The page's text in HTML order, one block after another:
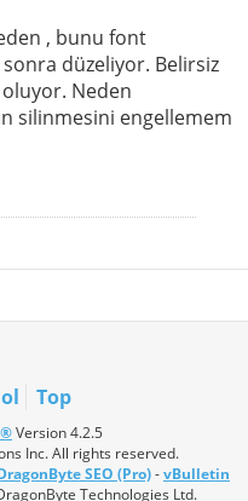
, bunu font
düzeliyor. Belirsiz
Neden
silinmesini engellemem
Top
Version 4.2.5
Inc. All rights reserved.
SEO (Pro)-vBulletin
Technologies Ltd.